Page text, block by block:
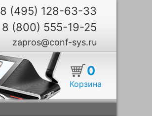
8 (495) 128-63-33
8 (800) 555-19-25
zapros@conf-sys.ru
0
Корзина